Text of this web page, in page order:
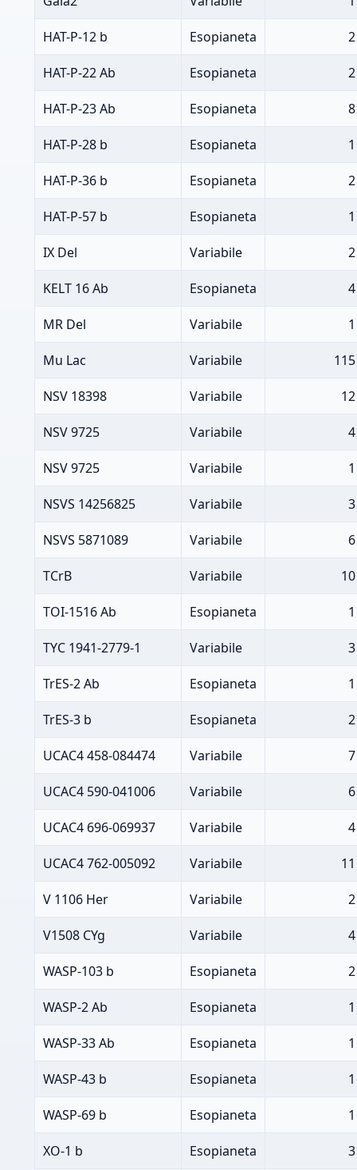
HAT-P-12 b Esopianeta 2
HAT-P-22 Ab Esopianeta 2
HAT-P-23 Ab Esopianeta 8
HAT-P-28 b Esopianeta 1
HAT-P-36 b Esopianeta 2
HAT-P-57 b Esopianeta 1
IX Del Variabile 2
KELT 16 Ab Esopianeta 4
MR Del Variabile 1
Mu Lac Variabile 115
NSV 18398 Variabile 12
NSV 9725 Variabile 4
NSV 9725 Variabile 1
NSVS 14256825 Variabile 3
NSVS 5871089 Variabile 6
TCrB Variabile 10
TOI-1516 Ab Esopianeta 1
TYC 1941-2779-1 Variabile 3
TrES-2 Ab Esopianeta 1
TrES-3 b Esopianeta 2
UCAC4 458-084474 Variabile 7
UCAC4 590-041006 Variabile 6
UCAC4 696-069937 Variabile 4
UCAC4 762-005092 Variabile 11
V 1106 Her Variabile 2
V1508 CYg Variabile 4
WASP-103 b Esopianeta 2
WASP-2 Ab Esopianeta 1
WASP-33 Ab Esopianeta 1
WASP-43 b Esopianeta 1
WASP-69 b Esopianeta 1
XO-1 b Esopianeta 3